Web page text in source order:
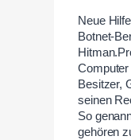
Neue
Botnet-
Besitzer,
seinen
So
gehören